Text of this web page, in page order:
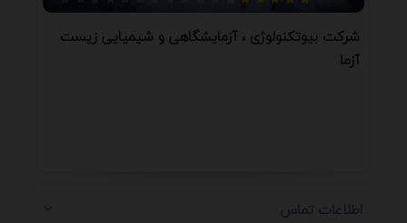
شرکت بیوتکنولوژی ، آزمایشگاهی و شیمیایی زیست
آزما
اطلاعات تماس